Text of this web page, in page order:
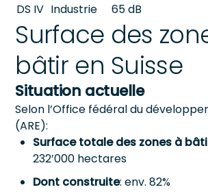
DS IV Industrie 65 dB
Surface des
bâtir en Suisse
Situation actuelle
Selon l’Office fédéral du
(ARE):
Surface totale des zones à
232’000 hectares
Dont construite: env. 82%